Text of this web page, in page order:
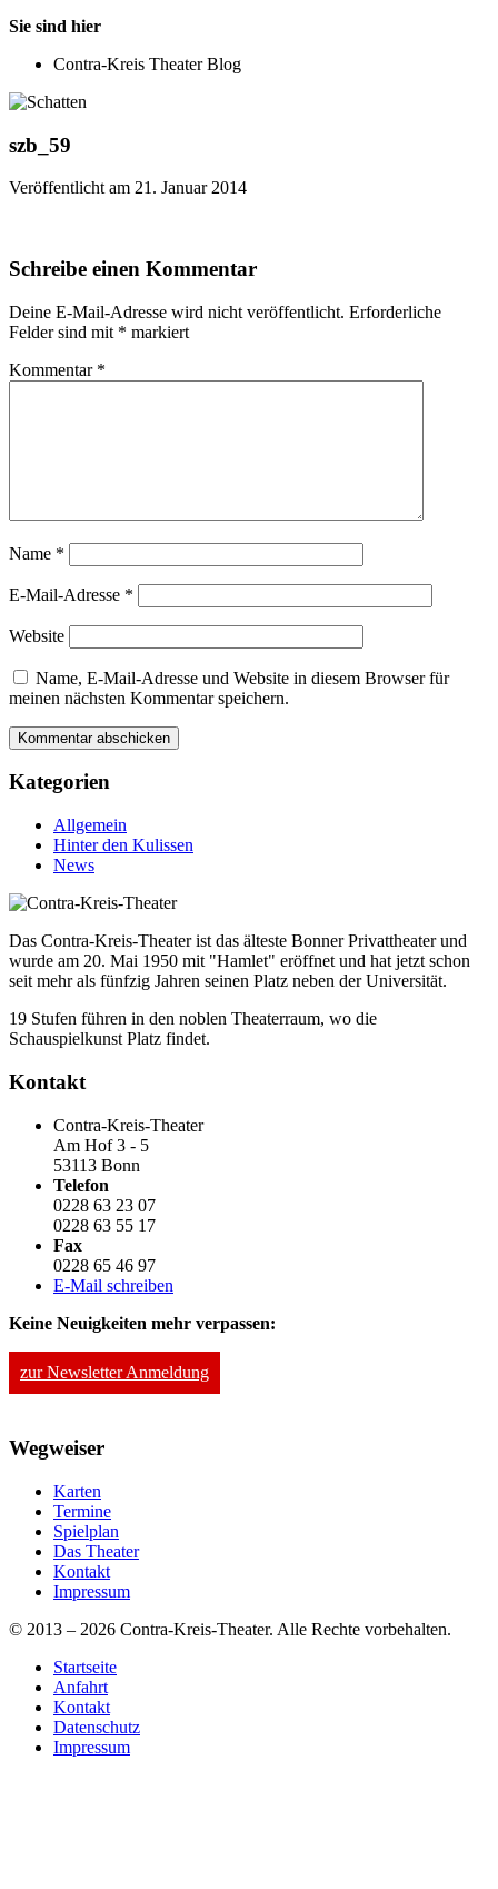
Sie sind hier
Contra-Kreis Theater Blog
szb_59
Veröffentlicht am 21. Januar 2014
Schreibe einen Kommentar
Deine E-Mail-Adresse wird nicht veröffentlicht. Erforderliche
Felder sind mit * markiert
Kommentar *
Name *
E-Mail-Adresse *
Website
Name, E-Mail-Adresse und Website in diesem Browser für
meinen nächsten Kommentar speichern.
Kategorien
Allgemein
Hinter den Kulissen
News
Das Contra-Kreis-Theater ist das älteste Bonner Privattheater und
wurde am 20. Mai 1950 mit "Hamlet" eröffnet und hat jetzt schon
seit mehr als fünfzig Jahren seinen Platz neben der Universität.
19 Stufen führen in den noblen Theaterraum, wo die
Schauspielkunst Platz findet.
Kontakt
Contra-Kreis-Theater
Am Hof 3 - 5
53113 Bonn
Telefon
0228 63 23 07
0228 63 55 17
Fax
0228 65 46 97
E-Mail schreiben
Keine Neuigkeiten mehr verpassen:
zur Newsletter Anmeldung
Wegweiser
Karten
Termine
Spielplan
Das Theater
Kontakt
Impressum
© 2013 – 2026 Contra-Kreis-Theater. Alle Rechte vorbehalten.
Startseite
Anfahrt
Kontakt
Datenschutz
Impressum